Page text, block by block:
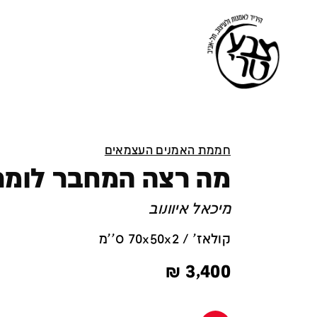
חממת האמנים העצמאים
מה רצה המחבר
מיכאל איוונוב
קולאז' / 70x50x2 ס''מ
3,400
₪